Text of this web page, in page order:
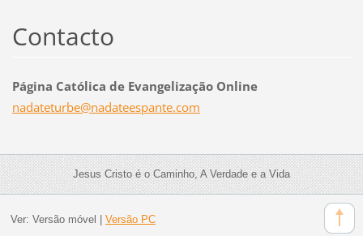
Contacto
Página Católica de Evangelização Online
nadateturbe@nadateespante.com
Jesus Cristo é o Caminho, A Verdade e a Vida
Ver: Versão móvel Versão PC